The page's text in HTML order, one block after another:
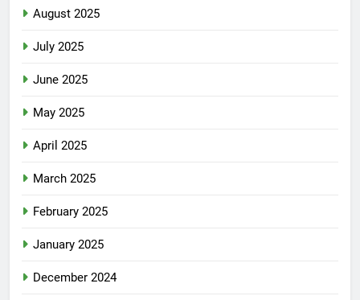
August 2025
July 2025
June 2025
May 2025
April 2025
March 2025
February 2025
January 2025
December 2024